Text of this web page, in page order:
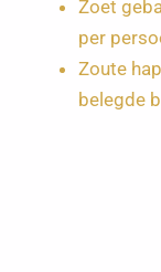
Zoet
per
Zoute
belegde